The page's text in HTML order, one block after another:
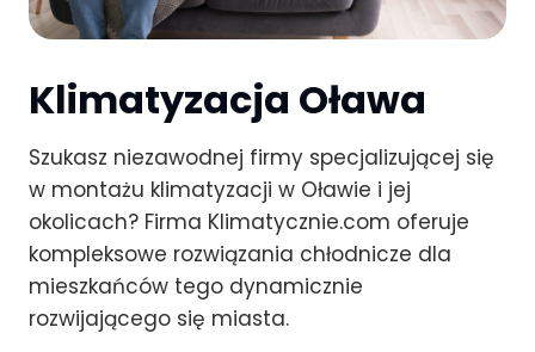
Klimatyzacja Oława
Szukasz niezawodnej firmy specjalizującej się
w montażu klimatyzacji w Oławie i jej
okolicach? Firma Klimatycznie.com oferuje
kompleksowe rozwiązania chłodnicze dla
mieszkańców tego dynamicznie
rozwijającego się miasta.